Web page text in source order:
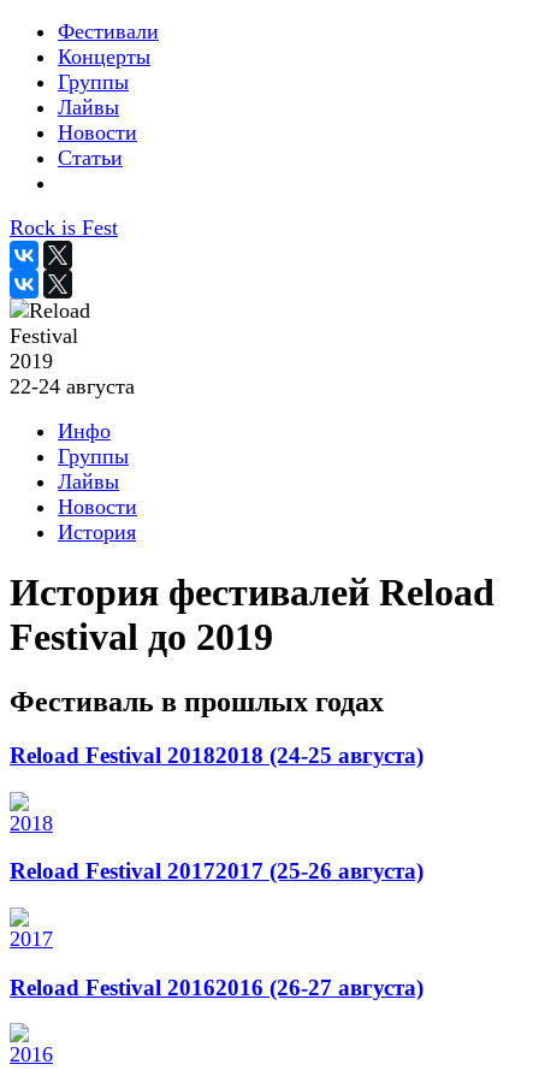
Фестивали
Концерты
Группы
Лайвы
Новости
Статьи
Rock is Fest
2019
22-24 августа
Инфо
Группы
Лайвы
Новости
История
История фестивалей Reload
Festival до 2019
Фестиваль в прошлых годах
Reload Festival 20182018 (24-25 августа)
Reload Festival 20172017 (25-26 августа)
Reload Festival 20162016 (26-27 августа)